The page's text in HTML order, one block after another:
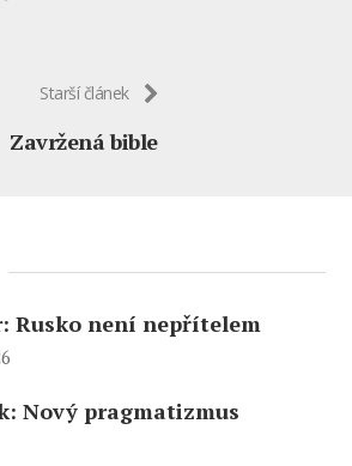
Starší článek
Zavržená bible
Rusko není nepřítelem
Nový pragmatizmus